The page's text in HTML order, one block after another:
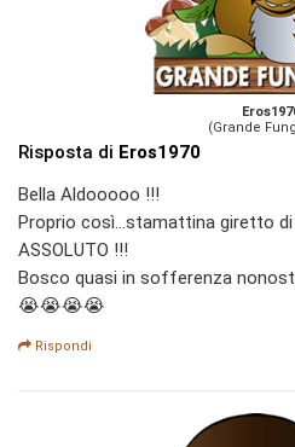
(Grande
Risposta di Eros1970
Bella Aldooooo !!!
Proprio così...stamattina giretto
ASSOLUTO !!!
Bosco quasi in sofferenza
😭😭😭😭
Rispondi